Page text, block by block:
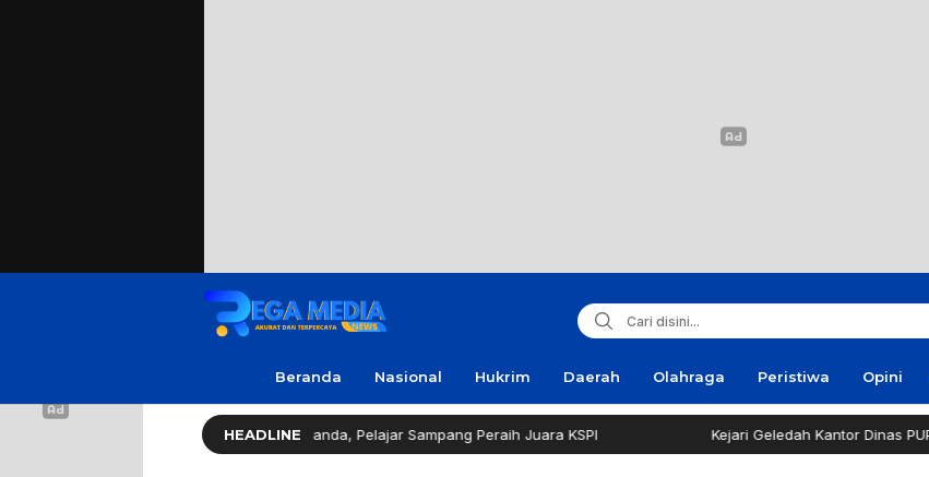
Beranda Nasional Hukrim Daerah Olahraga Peristiwa Opini
HEADLINE
Gerindra Apresiasi Amanda, Pelajar Sampang Peraih Juara KSPI Kejari Geledah Kantor Dinas PUPR Pamekasan